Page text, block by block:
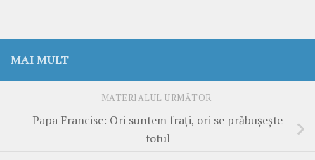
MAI MULT
MATERIALUL URMĂTOR
Papa Francisc: Ori suntem frați, ori se prăbușește
totul